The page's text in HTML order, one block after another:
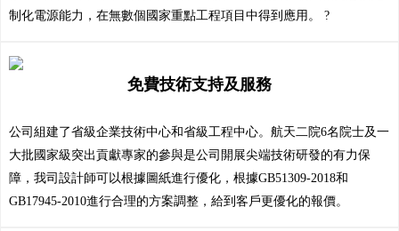
制化電源能力，在無數個國家重點工程項目中得到應用。 ?
免費技術支持及服務
公司組建了省級企業技術中心和省級工程中心。航天二院6名院士及一
大批國家級突出貢獻專家的參與是公司開展尖端技術研發的有力保
障，我司設計師可以根據圖紙進行優化，根據GB51309-2018和
GB17945-2010進行合理的方案調整，給到客戶更優化的報價。